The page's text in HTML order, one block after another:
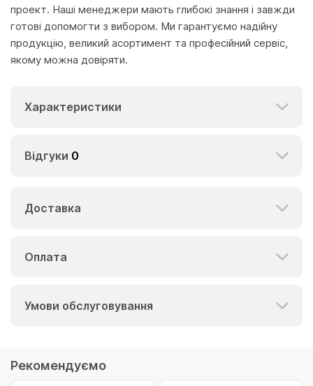
проект. Наші менеджери мають глибокі знання і завжди
готові допомогти з вибором. Ми гарантуємо надійну
продукцію, великий асортимент та професійний сервіс,
якому можна довіряти.
Характеристики
Відгуки 0
Доставка
Оплата
Умови обслуговування
Рекомендуємо